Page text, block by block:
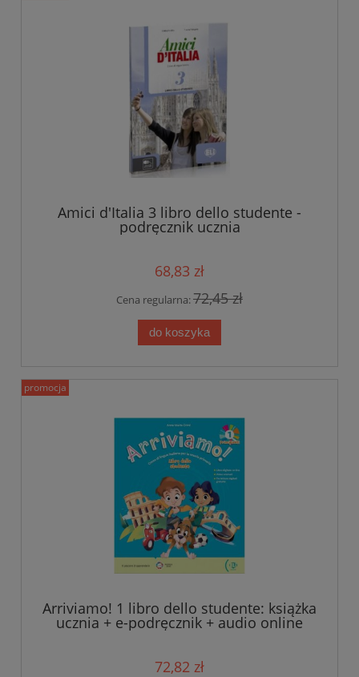
Amici d'Italia 3 libro dello studente -
podręcznik ucznia
68,83 zł
Cena regularna:72,45 zł
do koszyka
Arriviamo! 1 libro dello studente: książka
ucznia + e-podręcznik + audio online
72,82 zł
promocja